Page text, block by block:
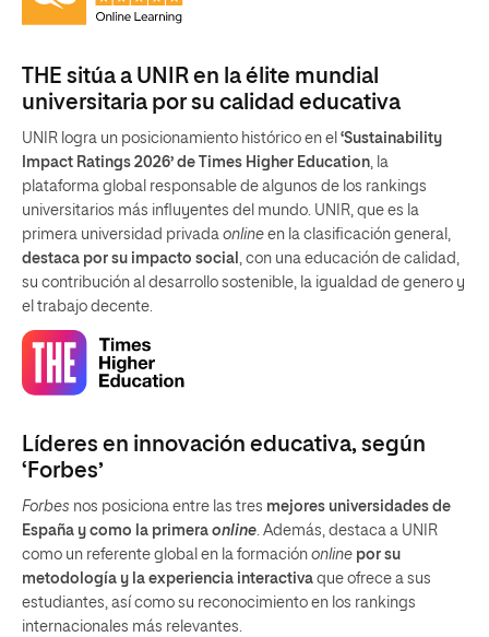
THE sitúa a UNIR en la élite mundial
universitaria por su calidad educativa
UNIR logra un posicionamiento histórico en el ‘Sustainability
Impact Ratings 2026’ de Times Higher Education, la
plataforma global responsable de algunos de los rankings
universitarios más influyentes del mundo. UNIR, que es la
primera universidad privada online en la clasificación general,
destaca por su impacto social , con una educación de calidad,
su contribución al desarrollo sostenible, la igualdad de genero y
el trabajo decente.
Líderes en innovación educativa, según
‘Forbes’
Forbes nos posiciona entre las tres mejores universidades de
España y como la primera online. Además, destaca a UNIR
como un referente global en la formación online por su
metodología y la experiencia interactiva que ofrece a sus
estudiantes, así como su reconocimiento en los rankings
internacionales más relevantes.